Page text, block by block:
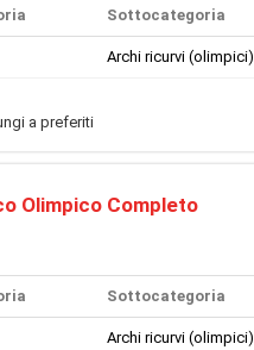
Sottocategoria
Archi ricurvi (olimpici)
a preferiti
Olimpico Completo
Sottocategoria
Archi ricurvi (olimpici)